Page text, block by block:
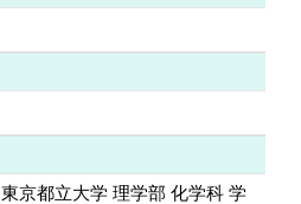
東京都立大学 理学部 化学科 学